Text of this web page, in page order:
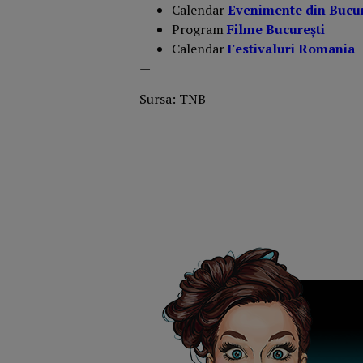
CalendarEvenimente din
ProgramFilme București
CalendarFestivaluri Romania
—
Sursa: TNB